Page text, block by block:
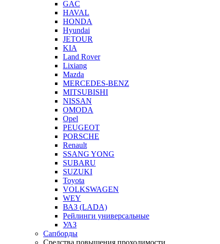
GAC
HAVAL
HONDA
Hyundai
JETOUR
KIA
Land Rover
Lixiang
Mazda
MERCEDES-BENZ
MITSUBISHI
NISSAN
OMODA
Opel
PEUGEOT
PORSCHE
Renault
SSANG YONG
SUBARU
SUZUKI
Toyota
VOLKSWAGEN
WEY
ВАЗ (LADA)
Рейлинги универсальные
УАЗ
Сапборды
Средства повышения проходимости